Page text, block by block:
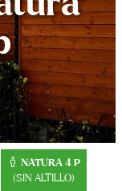
Contacto
OFERTAS
+34 972
NATURA 4 P
(SIN ALTILLO)